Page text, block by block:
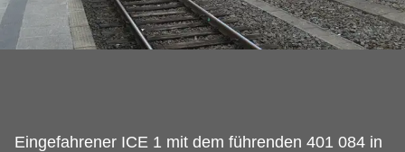
Eingefahrener ICE 1 mit dem führenden 401 084 in